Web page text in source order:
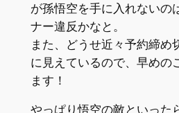
が孫悟空を手に入れないの
ナー違反かなと。
また、どうせ近々予約締め
に見えているので、早めの
ます！
やっぱり悟空の敵といった